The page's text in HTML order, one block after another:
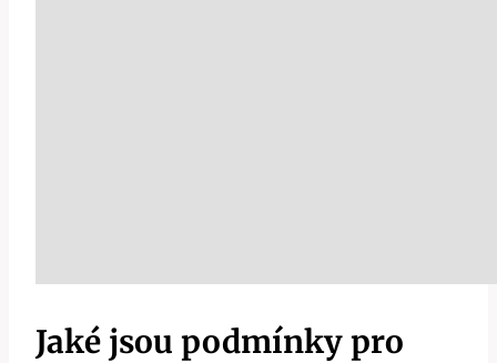
Jaké jsou podmínky pro